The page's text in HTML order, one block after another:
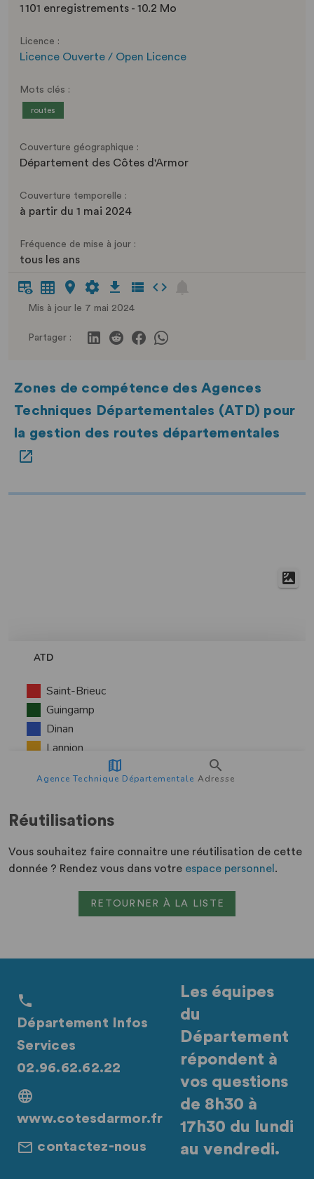
1 101 enregistrements - 10.2 Mo
Licence :
Licence Ouverte / Open Licence
Mots clés :
routes
Couverture géographique :
Département des Côtes d'Armor
Couverture temporelle :
à partir du 1 mai 2024
Fréquence de mise à jour :
tous les ans
Mis à jour le 7 mai 2024
Partager :
Zones de compétence des Agences
Techniques Départementales (ATD) pour
la gestion des routes départementales
Réutilisations
Vous souhaitez faire connaitre une réutilisation de cette
donnée ? Rendez vous dans votre espace personnel .
RETOURNER À LA LISTE
Département Infos
Services
02.96.62.62.22
www.cotesdarmor.fr
contactez-nous
Les équipes
du
Département
répondent à
vos questions
de 8h30 à
17h30 du lundi
au vendredi.